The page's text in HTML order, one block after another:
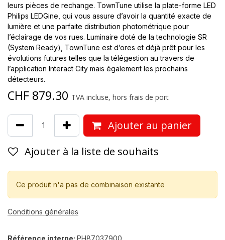
leurs pièces de rechange. TownTune utilise la plate-forme LED
Philips LEDGine, qui vous assure d’avoir la quantité exacte de
lumière et une parfaite distribution photométrique pour
l’éclairage de vos rues. Luminaire doté de la technologie SR
(System Ready), TownTune est d’ores et déjà prêt pour les
évolutions futures telles que la télégestion au travers de
l’application Interact City mais également les prochains
détecteurs.
CHF 879.30 TVA incluse, hors frais de port
Ajouter au panier
Ajouter à la liste de souhaits
Ce produit n'a pas de combinaison existante
Conditions générales
Référence interne: PH87037900